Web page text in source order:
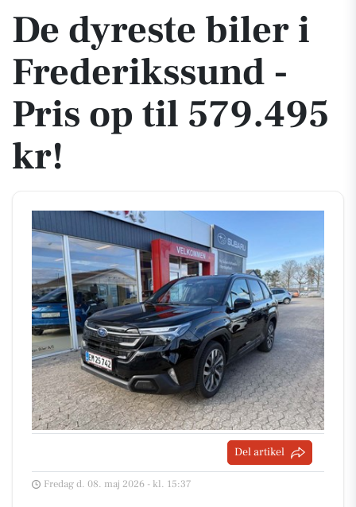
De dyreste biler i
Frederikssund -
Pris op til 579.495
kr!
Del artikel
Fredag d. 08. maj 2026 - kl. 15:37